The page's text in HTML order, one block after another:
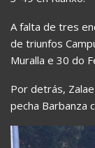
A falta de tres
de triunfos
Muralla e 30 do
Por detrás,
pecha Barbanza